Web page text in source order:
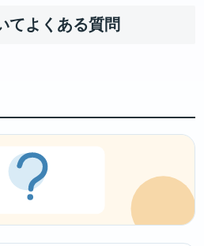
よくある質問